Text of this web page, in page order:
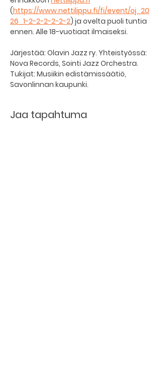
(https://www.nettilippu.fi/fi/event/oj_20
26_1-2-2-2-2-2-2) ja ovelta puoli tuntia
ennen. Alle 18-vuotiaat ilmaiseksi.
Järjestää: Olavin Jazz ry. Yhteistyössä:
Nova Records, Sointi Jazz Orchestra.
Tukijat: Musiikin edistämissäätiö,
Savonlinnan kaupunki.
Jaa tapahtuma